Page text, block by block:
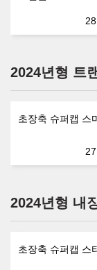
2024년형 트
초장축 슈퍼캡 스
2024년형 내
초장축 슈퍼캡 스